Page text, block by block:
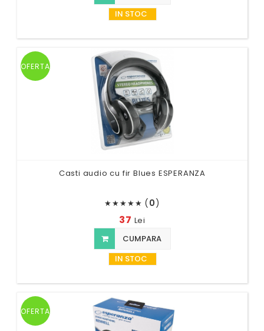
IN STOC
OFERTA
Casti audio cu fir Blues ESPERANZA
★★★★★ (0)
37 Lei
CUMPARA
IN STOC
OFERTA